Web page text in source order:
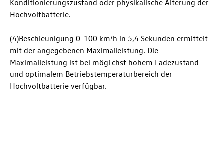
Konditionierungszustand oder physikalische Alterung der
Hochvoltbatterie.
(4)Beschleunigung 0-100 km/h in 5,4 Sekunden ermittelt
mit der angegebenen Maximalleistung. Die
Maximalleistung ist bei möglichst hohem Ladezustand
und optimalem Betriebstemperaturbereich der
Hochvoltbatterie verfügbar.